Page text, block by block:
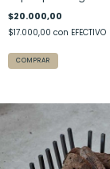
$20.000,00
$17.000,00 con EFECTIVO